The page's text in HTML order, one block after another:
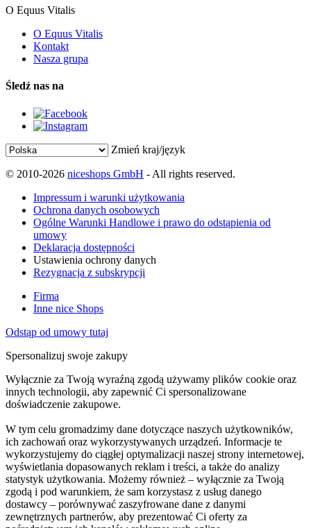
O Equus Vitalis
O Equus Vitalis
Kontakt
Nasza grupa
Śledź nas na
Zmień kraj/język
© 2010-2026 niceshops GmbH - All rights reserved.
Impressum i warunki użytkowania
Ochrona danych osobowych
Ogólne Warunki Handlowe i prawo do odstąpienia od
umowy
Deklaracja dostępności
Ustawienia ochrony danych
Rezygnacja z subskrypcji
Firma
Inne nice Shops
Odstąp od umowy tutaj
Spersonalizuj swoje zakupy
Wyłącznie za Twoją wyraźną zgodą używamy plików cookie oraz
innych technologii, aby zapewnić Ci spersonalizowane
doświadczenie zakupowe.
W tym celu gromadzimy dane dotyczące naszych użytkowników,
ich zachowań oraz wykorzystywanych urządzeń. Informacje te
wykorzystujemy do ciągłej optymalizacji naszej strony internetowej,
wyświetlania dopasowanych reklam i treści, a także do analizy
statystyk użytkowania. Możemy również – wyłącznie za Twoją
zgodą i pod warunkiem, że sam korzystasz z usług danego
dostawcy – porównywać zaszyfrowane dane z danymi
zewnętrznych partnerów, aby prezentować Ci oferty za